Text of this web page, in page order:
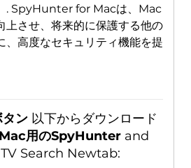
. SpyHunter for Macは、Mac
上させ、将来的に保護する他の
、高度なセキュリティ機能を提
ン以下からダウンロード
Mac用のSpyHunter and
Search Newtab: